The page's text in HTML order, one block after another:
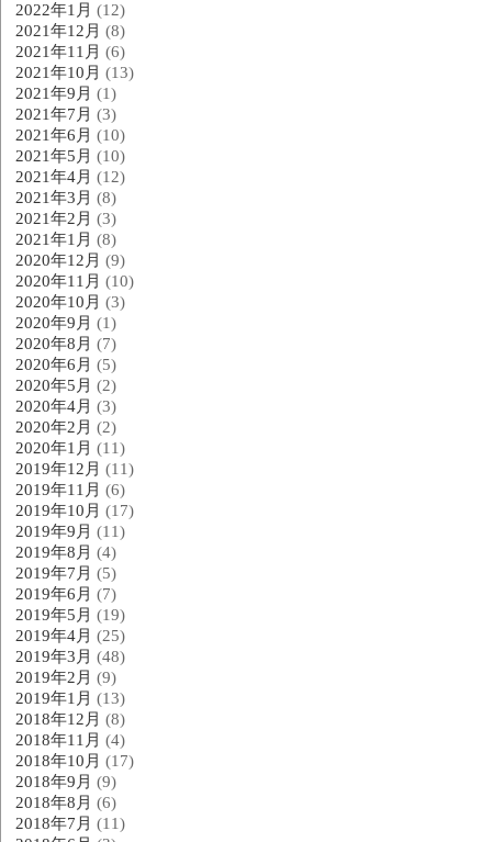
2022年1月 (12)
2021年12月 (8)
2021年11月 (6)
2021年10月 (13)
2021年9月 (1)
2021年7月 (3)
2021年6月 (10)
2021年5月 (10)
2021年4月 (12)
2021年3月 (8)
2021年2月 (3)
2021年1月 (8)
2020年12月 (9)
2020年11月 (10)
2020年10月 (3)
2020年9月 (1)
2020年8月 (7)
2020年6月 (5)
2020年5月 (2)
2020年4月 (3)
2020年2月 (2)
2020年1月 (11)
2019年12月 (11)
2019年11月 (6)
2019年10月 (17)
2019年9月 (11)
2019年8月 (4)
2019年7月 (5)
2019年6月 (7)
2019年5月 (19)
2019年4月 (25)
2019年3月 (48)
2019年2月 (9)
2019年1月 (13)
2018年12月 (8)
2018年11月 (4)
2018年10月 (17)
2018年9月 (9)
2018年8月 (6)
2018年7月 (11)